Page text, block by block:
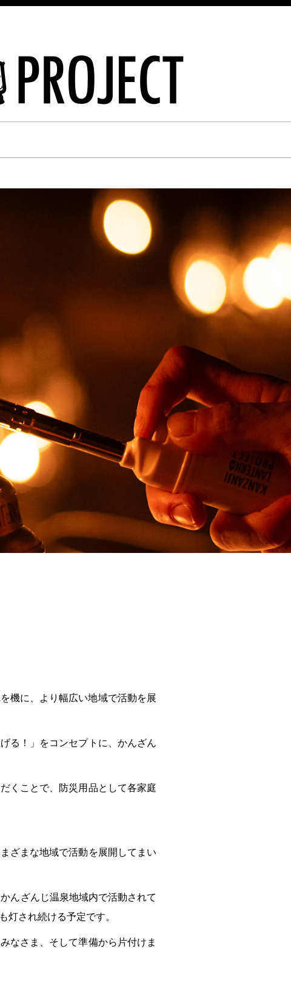
機に、より幅広い地域で活動を展
る！」をコンセプトに、かんざん
くことで、防災用品として各家庭
ざまな地域で活動を展開してまい
んざんじ温泉地域内で活動されて
灯され続ける予定です。
なさま、そして準備から片付けま